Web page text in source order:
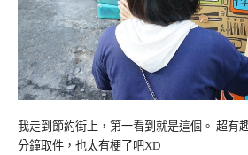
我走到節約街上，第一看到就是這個。 超有
分鐘取件，也太有梗了吧XD